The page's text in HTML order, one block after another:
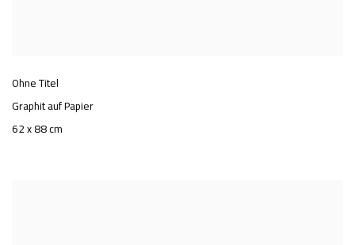
Ohne Titel
Graphit auf Papier
62 x 88 cm